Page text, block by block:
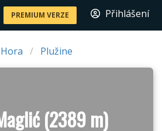
PREMIUM VERZE Přihlášení
Plužine
(2389 m)